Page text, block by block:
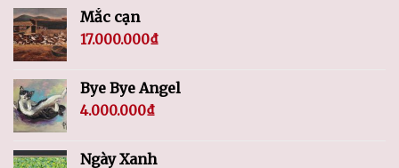
Mắc cạn
17.000.000₫
Bye Bye Angel
4.000.000₫
Ngày Xanh